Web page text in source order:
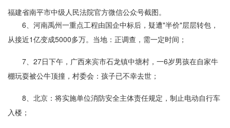
福建省南平市中级人民法院官方微信公众号截图。
6、河南禹州一重点工程由国企中标后，疑遭"半价"层层转包，
从接近1亿变成5000多万。当地：正调查，需一定时间；
7、27日下午，广西来宾市石龙镇中塘村，一6岁男孩在自家牛
棚玩耍被公牛顶撞，村委会：孩子已不幸去世；
8、北京：将实施单位消防安全主体责任规定，制止电动自行车
入楼；